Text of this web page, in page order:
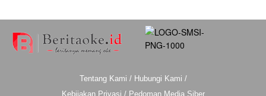
Tentang Kami / Hubungi Kami /
Kebijakan Privasi / Pedoman Media Siber